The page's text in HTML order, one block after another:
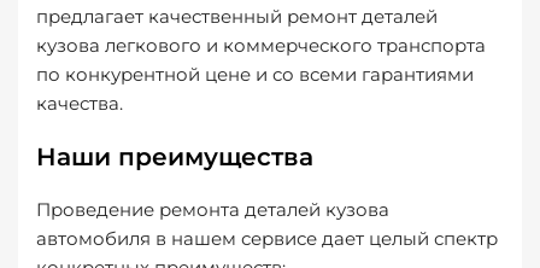
предлагает качественный ремонт деталей
кузова легкового и коммерческого транспорта
по конкурентной цене и со всеми гарантиями
качества.
Наши преимущества
Проведение ремонта деталей кузова
автомобиля в нашем сервисе дает целый спектр